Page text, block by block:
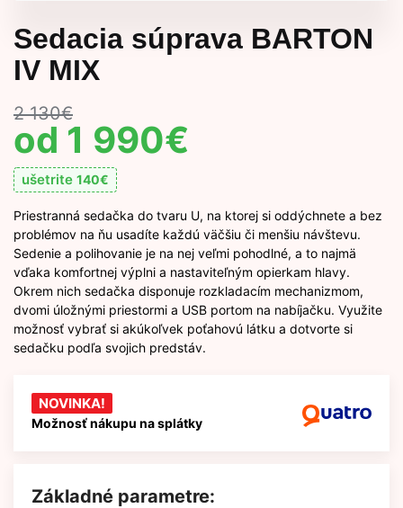
Sedacia súprava BARTON
IV MIX
2 130€
1 990€
ušetrite 140€
Priestranná sedačka do tvaru U, na ktorej si oddýchnete a bez
problémov na ňu usadíte každú väčšiu či menšiu návštevu.
Sedenie a polihovanie je na nej veľmi pohodlné, a to najmä
vďaka komfortnej výplni a nastaviteľným opierkam hlavy.
Okrem nich sedačka disponuje rozkladacím mechanizmom,
dvomi úložnými priestormi a USB portom na nabíjačku. Využite
možnosť vybrať si akúkoľvek poťahovú látku a dotvorte si
sedačku podľa svojich predstáv.
NOVINKA!
Možnosť nákupu na splátky
Základné parametre: